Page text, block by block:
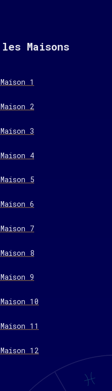
Maisons
1
2
3
4
5
6
7
8
9
10
11
12